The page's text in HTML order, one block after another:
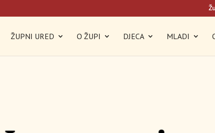
ŽUPNI URED O ŽUPI DJECA MLADI